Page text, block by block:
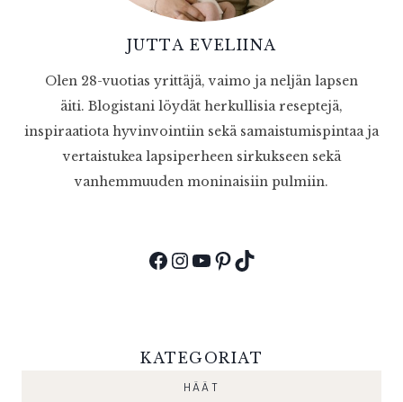
JUTTA EVELIINA
Olen 28-vuotias yrittäjä, vaimo ja neljän lapsen
äiti. Blogistani löydät herkullisia reseptejä,
inspiraatiota hyvinvointiin sekä samaistumispintaa ja
vertaistukea lapsiperheen sirkukseen sekä
vanhemmuuden moninaisiin pulmiin.
Facebook
Instagram
YouTube
Pinterest
TikTok
KATEGORIAT
HÄÄT